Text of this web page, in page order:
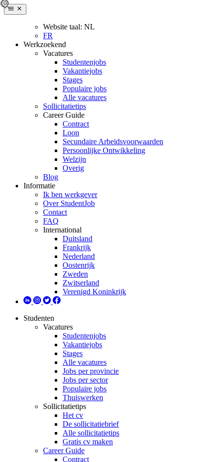
Website taal: NL
FR
Werkzoekend
Vacatures
Studentenjobs
Vakantiejobs
Stages
Populaire jobs
Alle vacatures
Sollicitatietips
Career Guide
Contract
Loon
Secundaire Arbeidsvoorwaarden
Persoonlijke Ontwikkeling
Welzijn
Overig
Blog
Informatie
Ik ben werkgever
Over StudentJob
Contact
FAQ
International
Duitsland
Frankrijk
Nederland
Oostenrijk
Zweden
Zwitserland
Verenigd Koninkrijk
Studenten
Vacatures
Studentenjobs
Vakantiejobs
Stages
Alle vacatures
Jobs per provincie
Jobs per sector
Populaire jobs
Thuiswerken
Sollicitatietips
Het cv
De sollicitatiebrief
Alle sollicitatietips
Gratis cv maken
Career Guide
Contract